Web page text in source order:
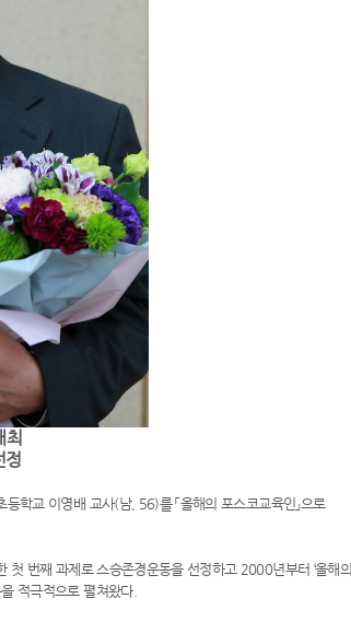
최
정
학교 이영배 교사(남, 56)를 「올해의 포스코교육인」으로
번째 과제로 스승존경운동을 선정하고 2000년부터 ‘올해의
적극적으로 펼쳐왔다.